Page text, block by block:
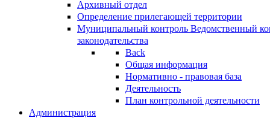
Архивный отдел
Определение прилегающей территории
Муниципальный контроль Ведомственный
законодательства
Back
Общая информация
Нормативно - правовая база
Деятельность
План контрольной деятельности
Администрация